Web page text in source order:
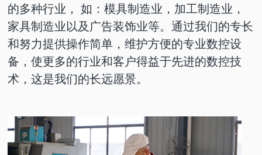
的多种行业， 如：模具制造业，加工制造业，
家具制造业以及广告装饰业等。通过我们的专长
和努力提供操作简单，维护方便的专业数控设
备，使更多的行业和客户得益于先进的数控技
术，这是我们的长远愿景。